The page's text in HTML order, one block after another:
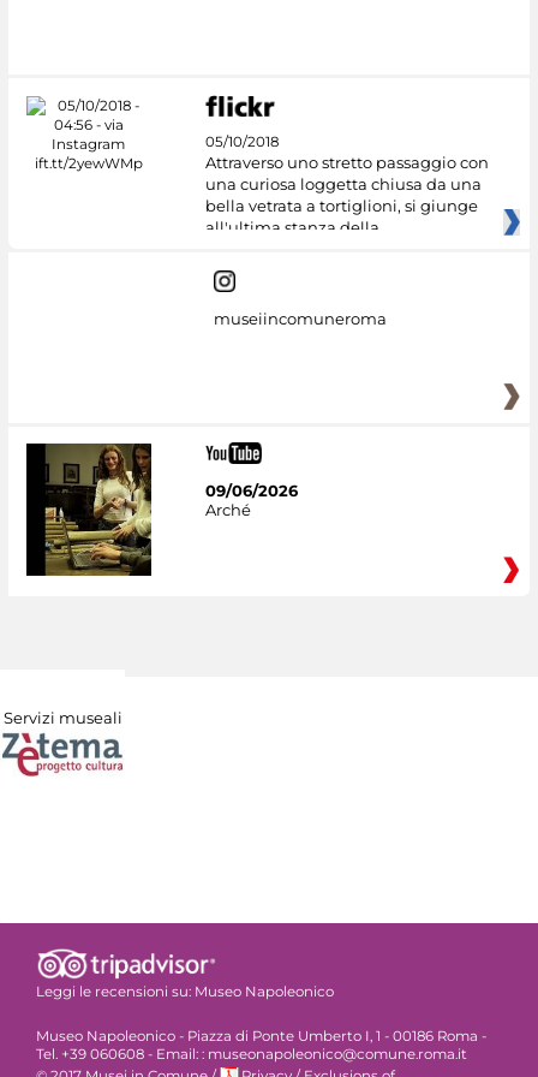
05/10/2018
Attraverso uno stretto passaggio con
una curiosa loggetta chiusa da una
bella vetrata a tortiglioni, si giunge
all'ultima stanza della
museiincomuneroma
09/06/2026
Arché
Servizi museali
Leggi le recensioni su: Museo Napoleonico
Museo Napoleonico - Piazza di Ponte Umberto I, 1 - 00186 Roma -
Tel. +39 060608 - Email: : museonapoleonico@comune.roma.it